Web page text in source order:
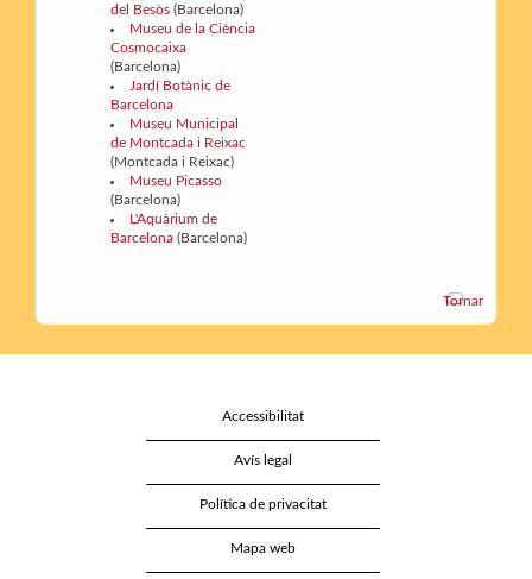
del Besòs (Barcelona)
Museu de la Ciència
Cosmocaixa
(Barcelona)
Jardí Botànic de
Barcelona
Museu Municipal
de Montcada i Reixac
(Montcada i Reixac)
Museu Picasso
(Barcelona)
L'Aquàrium de
Barcelona (Barcelona)
Tornar
Accessibilitat
Avís legal
Política de privacitat
Mapa web